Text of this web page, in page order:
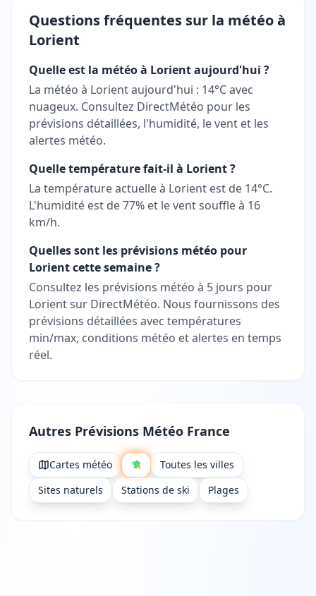
Questions fréquentes sur la météo à
Lorient
Quelle est la météo à Lorient aujourd'hui ?
La météo à Lorient aujourd'hui : 14°C avec
nuageux. Consultez DirectMétéo pour les
prévisions détaillées, l'humidité, le vent et les
alertes météo.
Quelle température fait-il à Lorient ?
La température actuelle à Lorient est de 14°C.
L'humidité est de 77% et le vent souffle à 16
km/h.
Quelles sont les prévisions météo pour
Lorient cette semaine ?
Consultez les prévisions météo à 5 jours pour
Lorient sur DirectMétéo. Nous fournissons des
prévisions détaillées avec températures
min/max, conditions météo et alertes en temps
réel.
Autres Prévisions Météo France
Cartes météo
Toutes les villes
Sites naturels
Stations de ski Plages